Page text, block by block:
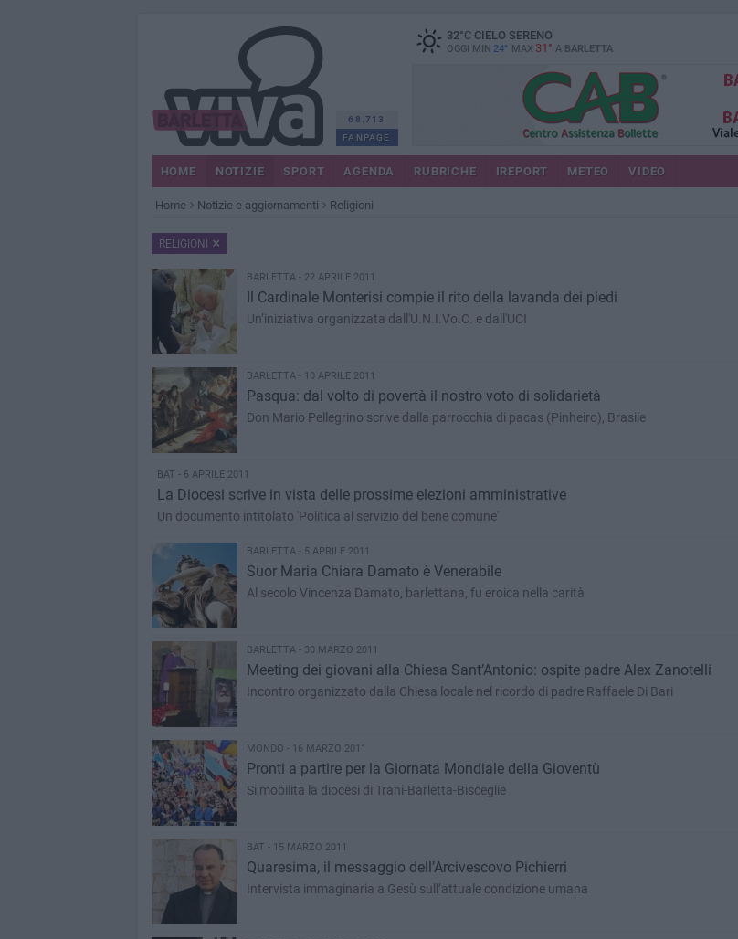
68.713
FANPAGE
32°CCIELO SERENO
OGGI MIN 24° MAX 31° A BARLETTA
HOME NOTIZIE SPORT AGENDA RUBRICHE IREPORT METEO VIDEO
Home Notizie e aggiornamenti Religioni
RELIGIONI
BARLETTA - 22 APRILE 2011
Il Cardinale Monterisi compie il rito della lavanda dei piedi
Un’iniziativa organizzata dall'U.N.I.Vo.C. e dall'UCI
BARLETTA - 10 APRILE 2011
Pasqua: dal volto di povertà il nostro voto di solidarietà
Don Mario Pellegrino scrive dalla parrocchia di pacas (Pinheiro), Brasile
BAT - 6 APRILE 2011
La Diocesi scrive in vista delle prossime elezioni amministrative
Un documento intitolato 'Politica al servizio del bene comune'
BARLETTA - 5 APRILE 2011
Suor Maria Chiara Damato è Venerabile
Al secolo Vincenza Damato, barlettana, fu eroica nella carità
BARLETTA - 30 MARZO 2011
Meeting dei giovani alla Chiesa Sant’Antonio: ospite padre Alex Zanotelli
Incontro organizzato dalla Chiesa locale nel ricordo di padre Raffaele Di Bari
MONDO - 16 MARZO 2011
Pronti a partire per la Giornata Mondiale della Gioventù
Si mobilita la diocesi di Trani-Barletta-Bisceglie
BAT - 15 MARZO 2011
Quaresima, il messaggio dell’Arcivescovo Pichierri
Intervista immaginaria a Gesù sull’attuale condizione umana